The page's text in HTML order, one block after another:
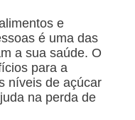
e
é uma das
a sua saúde. O
para a
níveis de açúcar
na perda de